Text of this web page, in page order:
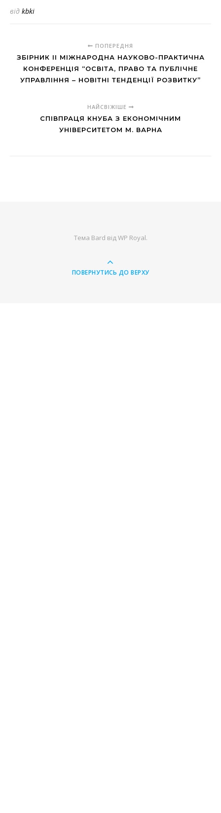
від kbki
ПОПЕРЕДНЯ
ЗБІРНИК II МІЖНАРОДНА НАУКОВО-ПРАКТИЧНА
КОНФЕРЕНЦІЯ “ОСВІТА, ПРАВО ТА ПУБЛІЧНЕ
УПРАВЛІННЯ – НОВІТНІ ТЕНДЕНЦІЇ РОЗВИТКУ”
НАЙСВІЖІШЕ
СПІВПРАЦЯ КНУБА З ЕКОНОМІЧНИМ
УНІВЕРСИТЕТОМ М. ВАРНА
Тема Bard відWP Royal.
ПОВЕРНУТИСЬ ДО ВЕРХУ